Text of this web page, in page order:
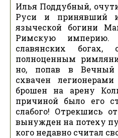
Илья Поддубный,
Руси и принявший
языческой богини
Римскую империю.
славянских богах,
полноценным
но, попав в Вечный
схвачен
брошен на арену
причиной было его
слабого! Отрекшись
вынужден на потеху
кого недавно считал